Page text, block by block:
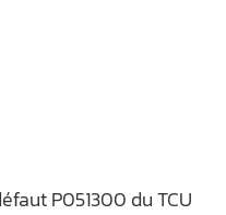
P051300 du TCU